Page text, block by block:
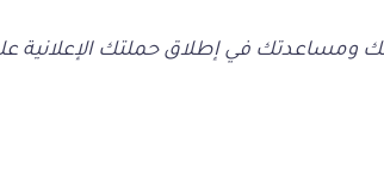
في إطلاق حملتك الإعلانية